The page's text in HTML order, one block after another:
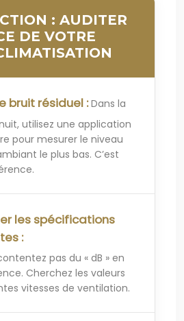
: AUDITER
DE VOTRE
bruit résiduel :Dans la
utilisez une application
pour mesurer le niveau
le plus bas. C’est
les spécifications
:
pas du « dB » en
Cherchez les valeurs
vitesses de ventilation.